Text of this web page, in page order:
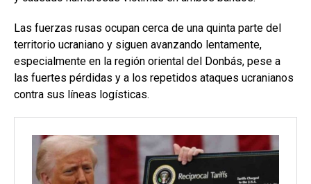
Las fuerzas rusas ocupan cerca de una quinta parte del
territorio ucraniano y siguen avanzando lentamente,
especialmente en la región oriental del Donbás, pese a
las fuertes pérdidas y a los repetidos ataques ucranianos
contra sus líneas logísticas.